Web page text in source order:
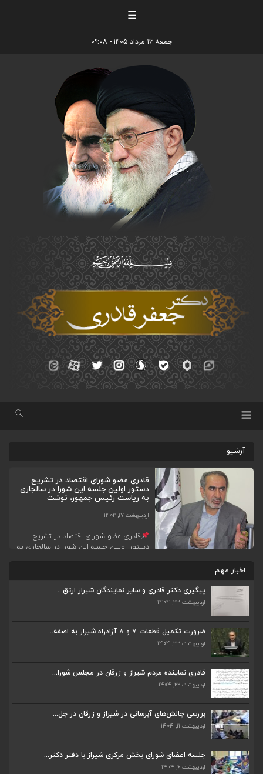
☰
جمعه ۱۶ مرداد ۱۴۰۵ - ۰۹:۰۸
آرشیو
قادری عضو شورای اقتصاد در تشریح
دستور اولین جلسه این شورا در سالجاری
به ریاست رئیس جمهور، نوشت
اردیبهشت ۱۷, ۱۴۰۲
قادری عضو شورای اقتصاد در تشریح
دستور اولین جلسه این شورا در سالجاری به
و وزارت اقتصاد برای تحقق شعار سال، نظرات
اخبار مهم
پیگیری دکتر قادری و سایر نمایندگان شیراز ارتق...
اردیبهشت ۲۳, ۱۴۰۴
ضرورت تکمیل قطعات ۷ و ۸ آزادراه شیراز به اصفه...
اردیبهشت ۲۳, ۱۴۰۴
قادری نماینده مردم شیراز و زرقان در مجلس شورا...
اردیبهشت ۲۲, ۱۴۰۴
بررسی چالش‌های آبرسانی در شیراز و زرقان در جل...
اردیبهشت ۱۱, ۱۴۰۴
جلسه اعضای شورای بخش مرکزی شیراز با دفتر دکتر...
اردیبهشت ۶, ۱۴۰۴
ضرورت تکمیل قطعات ۷ و ۸ آزادراه شیراز به اصفه...
قادری نماینده مردم شیراز و زرقان در مجلس شورا...
بررسی چالش‌های آبرسانی در شیراز و زرقان در جل...